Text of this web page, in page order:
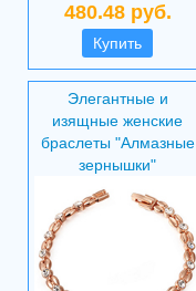
480.48 руб.
Купить
Элегантные и
изящные женские
браслеты "Алмазные
зернышки"